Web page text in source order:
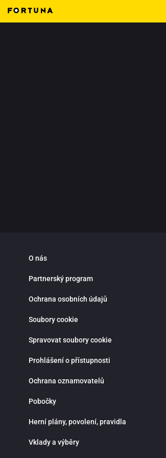
O nás
Partnerský program
Ochrana osobních údajů
Soubory cookie
Spravovat soubory cookie
Prohlášení o přístupnosti
Ochrana oznamovatelů
Pobočky
Herní plány, povolení, pravidla
Vklady a výběry